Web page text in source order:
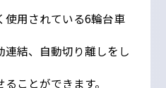
使用されている6輪台車
結、自動切り離しをし
ことができます。